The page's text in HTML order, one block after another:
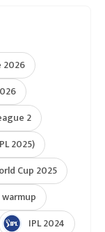
2026
2
2025)
Cup 2025
IPL 2024